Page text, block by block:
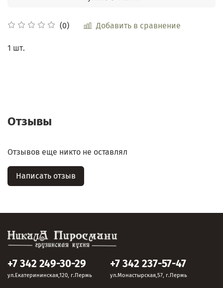
(0) Добавить в сравнение
1 шт.
Отзывы
Отзывов еще никто не оставлял
Написать отзыв
+7 342 249-30-29
ул.Екатерининская,120, г.Пермь
+7 342 237-57-47
ул.Монастырская,57, г.Пермь